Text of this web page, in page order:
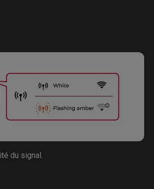
du signal.